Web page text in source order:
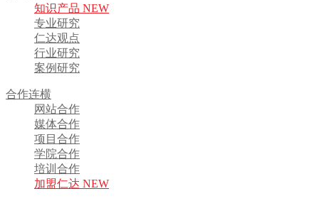
知识产品 NEW
专业研究
仁达观点
行业研究
案例研究
合作连横
网站合作
媒体合作
项目合作
学院合作
培训合作
加盟仁达 NEW